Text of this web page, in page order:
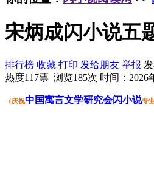
宋炳成闪小说五
排行榜 收藏 打印 发给朋友 举报
热度117票 浏览185次 时间：2026
（庆祝中国寓言文学研究会闪小说专